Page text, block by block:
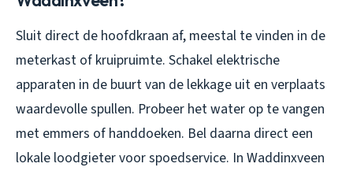
Sluit direct de hoofdkraan af, meestal te vinden in de
meterkast of kruipruimte. Schakel elektrische
apparaten in de buurt van de lekkage uit en verplaats
waardevolle spullen. Probeer het water op te vangen
met emmers of handdoeken. Bel daarna direct een
lokale loodgieter voor spoedservice. In Waddinxveen